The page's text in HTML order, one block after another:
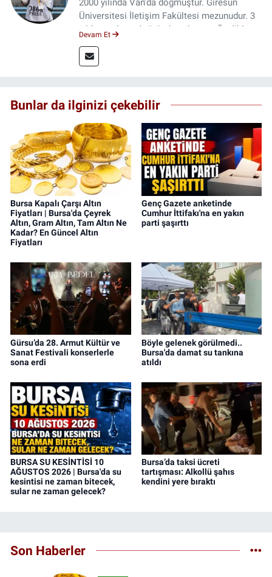
2000 yılında Van’da doğmuştur. Giresun
Üniversitesi İletişim Fakültesi mezunudur. 3
yıldır medya sektöründe çalışıyor. Özelikle
Devam Et
Bunlar da ilginizi çekebilir
Bursa Kapalı Çarşı Altın
Fiyatları | Bursa'da Çeyrek
Altın, Gram Altın, Tam Altın Ne
Kadar? En Güncel Altın
Fiyatları
Genç Gazete anketinde
Cumhur İttifakı'na en yakın
parti şaşırttı
Gürsu’da 28. Armut Kültür ve
Sanat Festivali konserlerle
sona erdi
Böyle gelenek görülmedi..
Bursa'da damat su tankına
atıldı
BURSA SU KESİNTİSİ 10
AĞUSTOS 2026 | Bursa'da su
kesintisi ne zaman bitecek,
sular ne zaman gelecek?
Bursa’da taksi ücreti
tartışması: Alkollü şahıs
kendini yere bıraktı
Son Haberler